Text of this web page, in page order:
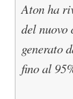
Aton ha
del nuovo
generato
fino al